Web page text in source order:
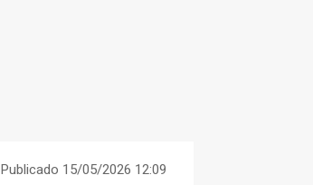
Publicado 15/05/2026 12:09